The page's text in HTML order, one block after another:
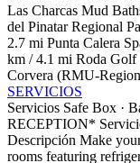
Las Charcas Mud
del Pinatar Regional
2.7 mi Punta Calera
km / 4.1 mi Roda Golf
Corvera (RMU-
SERVICIOS
Servicios Safe Box ·
RECEPTION*
Descripción Make
rooms featuring